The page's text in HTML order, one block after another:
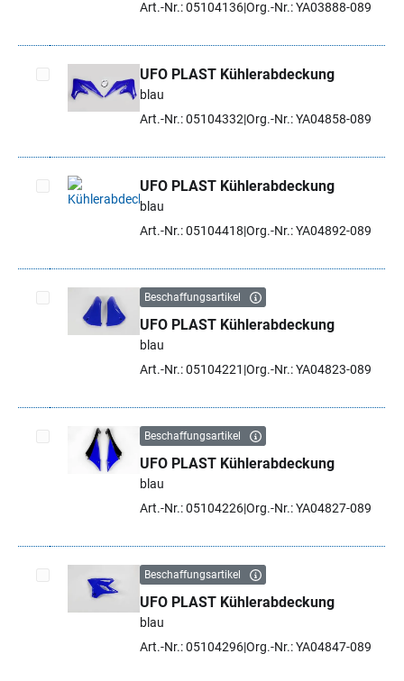
Art.-Nr.: 05104136Org.-Nr.: YA03888-089
Artikel auswählen
UFO PLAST Kühlerabdeckung
blau
Art.-Nr.: 05104332 Org.-Nr.: YA04858-089
Artikel auswählen
UFO PLAST Kühlerabdeckung
blau
Art.-Nr.: 05104418 Org.-Nr.: YA04892-089
Artikel auswählen
Beschaffungsartikel
UFO PLAST Kühlerabdeckung
blau
Art.-Nr.: 05104221 Org.-Nr.: YA04823-089
Artikel auswählen
Beschaffungsartikel
UFO PLAST Kühlerabdeckung
blau
Art.-Nr.: 05104226Org.-Nr.: YA04827-089
Artikel auswählen
Beschaffungsartikel
UFO PLAST Kühlerabdeckung
blau
Art.-Nr.: 05104296Org.-Nr.: YA04847-089